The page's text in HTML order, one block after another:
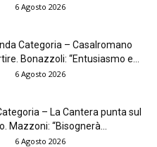
6 Agosto 2026
Categoria – Casalromano
Bonazzoli: “Entusiasmo e...
6 Agosto 2026
– La Cantera punta sul
Mazzoni: “Bisognerà...
6 Agosto 2026